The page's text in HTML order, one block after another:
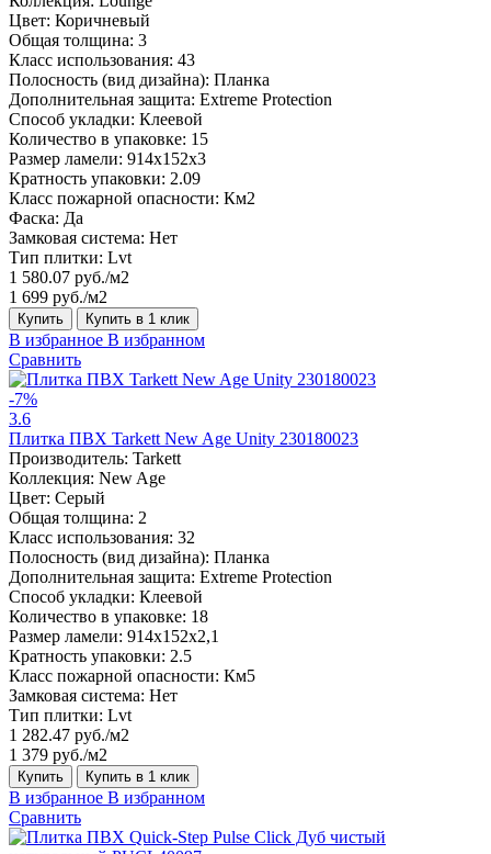
Цвет: Коричневый
Общая толщина: 3
Класс использования: 43
Полосность (вид дизайна): Планка
Дополнительная защита: Extreme Protection
Способ укладки: Клеевой
Количество в упаковке: 15
Размер ламели: 914x152x3
Кратность упаковки: 2.09
Класс пожарной опасности: Км2
Фаска: Да
Замковая система: Нет
Тип плитки: Lvt
1 580.07 руб./м2
1 699 руб./м2
Купить Купить в 1 клик
В избранное В избранном
Сравнить
-7%
3.6
Плитка ПВХ Tarkett New Age Unity 230180023
Производитель: Tarkett
Коллекция: New Age
Цвет: Серый
Общая толщина: 2
Класс использования: 32
Полосность (вид дизайна): Планка
Дополнительная защита: Extreme Protection
Способ укладки: Клеевой
Количество в упаковке: 18
Размер ламели: 914x152x2,1
Кратность упаковки: 2.5
Класс пожарной опасности: Км5
Замковая система: Нет
Тип плитки: Lvt
1 282.47 руб./м2
1 379 руб./м2
Купить Купить в 1 клик
В избранное В избранном
Сравнить